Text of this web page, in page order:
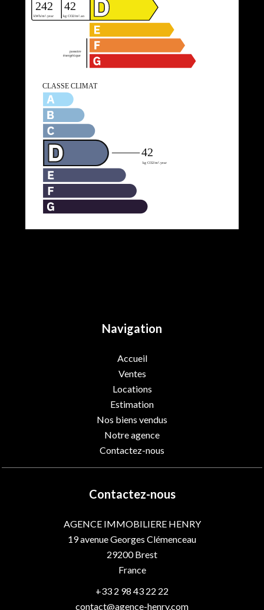
Navigation
Accueil
Ventes
Locations
Estimation
Nos biens vendus
Notre agence
Contactez-nous
Contactez-nous
AGENCE IMMOBILIERE HENRY
19 avenue Georges Clémenceau
29200Brest
France
+33 2 98 43 22 22
contact@agence-henry.com